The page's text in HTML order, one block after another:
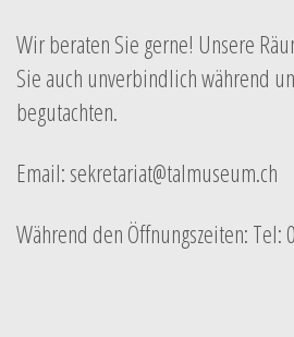
Wir beraten Sie gerne! Unsere
Sie auch unverbindlich während
begutachten.
Email: sekretariat@talmuseum.ch
Während den Öffnungszeiten: Tel: